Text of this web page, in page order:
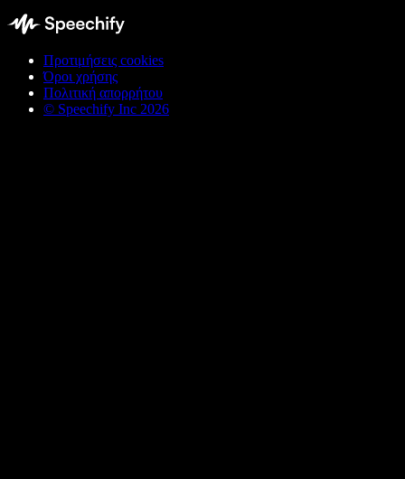
Προτιμήσεις cookies
Όροι χρήσης
Πολιτική απορρήτου
© Speechify Inc 2026